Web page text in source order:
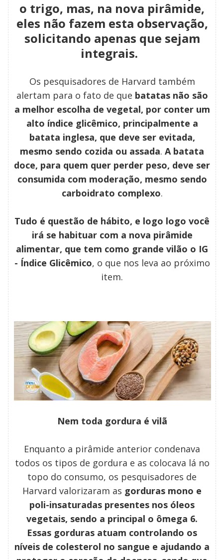
o trigo, mas, na nova pirâmide,
eles não fazem esta observação,
solicitando apenas que sejam
integrais.
Os pesquisadores de Harvard também
alertam para o fato de que batatas não são
a melhor escolha de vegetal, por conter um
alto índice glicêmico, principalmente a
batata inglesa, que deve ser evitada,
mesmo sendo cozida ou assada.A batata
doce, para quem quer perder peso, deve ser
consumida com moderação, mesmo sendo
carboidrato complexo.
Tudo é questão de hábito, e logo logo você
irá se habituar com a nova pirâmide
alimentar, que tem como grande vilão o IG
- Índice Glicêmico, o que nos leva ao próximo
item.
Nem toda gordura é vilã
Enquanto a pirâmide anterior condenava
todos os tipos de gordura e as colocava lá no
topo do consumo, os pesquisadores de
Harvard valorizaram as gorduras mono e
poli-insaturadas presentes nos óleos
vegetais, sendo a principal o ômega 6.
Essas gorduras atuam controlando os
níveis de colesterol no sangue e ajudando a